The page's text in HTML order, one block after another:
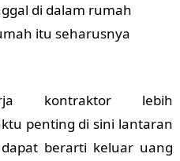
di dalam rumah
itu seharusnya
kontraktor lebih
penting di sini lantaran
berarti keluar uang